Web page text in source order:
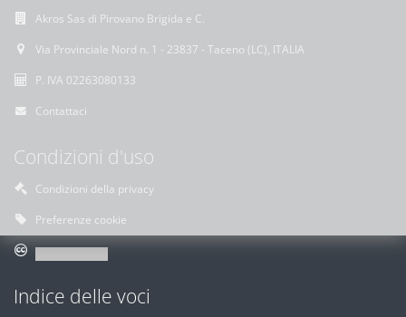
Akros Sas di Pirovano Brigida e C.
Via Provinciale Nord n. 1 - 23837 - Taceno (LC), ITALIA
P. IVA 02263080133
Contattaci
Condizioni d'uso
Condizioni della privacy
Preferenze cookie
Indice delle voci